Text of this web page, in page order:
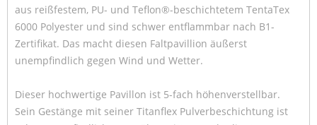
aus reißfestem, PU- und Teflon®-beschichtetem TentaTex
6000 Polyester und sind schwer entflammbar nach B1-
Zertifikat. Das macht diesen Faltpavillion äußerst
unempfindlich gegen Wind und Wetter.
Dieser hochwertige Pavillon ist 5-fach höhenverstellbar.
Sein Gestänge mit seiner Titanflex Pulverbeschichtung ist